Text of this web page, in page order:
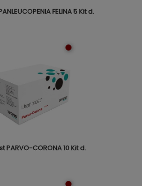
FELINA 5 Kit d.
PARVO-CORONA 10 Kit d.